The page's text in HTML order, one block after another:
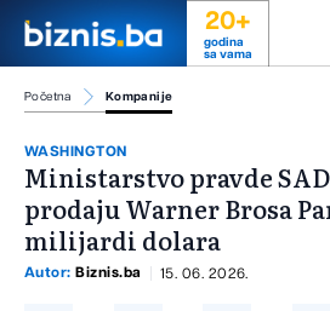
20+
godina
sa vama
Početna Kompanije
WASHINGTON
Ministarstvo pravde
prodaju Warner Brosa
milijardi dolara
Autor: Biznis.ba 15. 06. 2026.